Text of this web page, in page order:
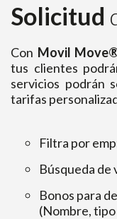
Solicitud
Con Movil
tus clientes
servicios podrán
tarifas
Filtra por
Búsqueda de
Bonos para
(Nombre,